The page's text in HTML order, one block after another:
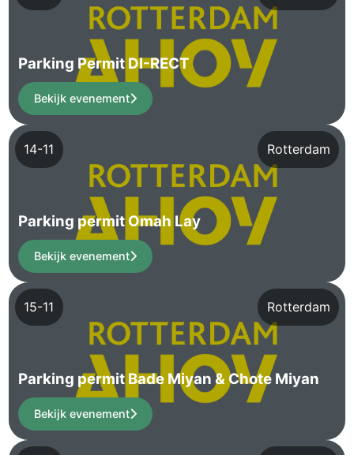
Parking Permit DI-RECT
Bekijk evenement
Rotterdam
14-11
Parking permit Omah Lay
Bekijk evenement
Rotterdam
15-11
Parking permit Bade Miyan & Chote Miyan
Bekijk evenement